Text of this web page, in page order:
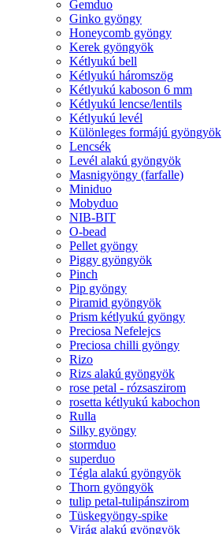
Gemduo
Ginko gyöngy
Honeycomb gyöngy
Kerek gyöngyök
Kétlyukú bell
Kétlyukú háromszög
Kétlyukú kaboson 6 mm
Kétlyukú lencse/lentils
Kétlyukú levél
Különleges formájú gyöngyök
Lencsék
Levél alakú gyöngyök
Masnigyöngy (farfalle)
Miniduo
Mobyduo
NIB-BIT
O-bead
Pellet gyöngy
Piggy gyöngyök
Pinch
Pip gyöngy
Piramid gyöngyök
Prism kétlyukú gyöngy
Preciosa Nefelejcs
Preciosa chilli gyöngy
Rizo
Rizs alakú gyöngyök
rose petal - rózsaszirom
rosetta kétlyukú kabochon
Rulla
Silky gyöngy
stormduo
superduo
Tégla alakú gyöngyök
Thorn gyöngyök
tulip petal-tulipánszirom
Tüskegyöngy-spike
Virág alakú gyöngyök